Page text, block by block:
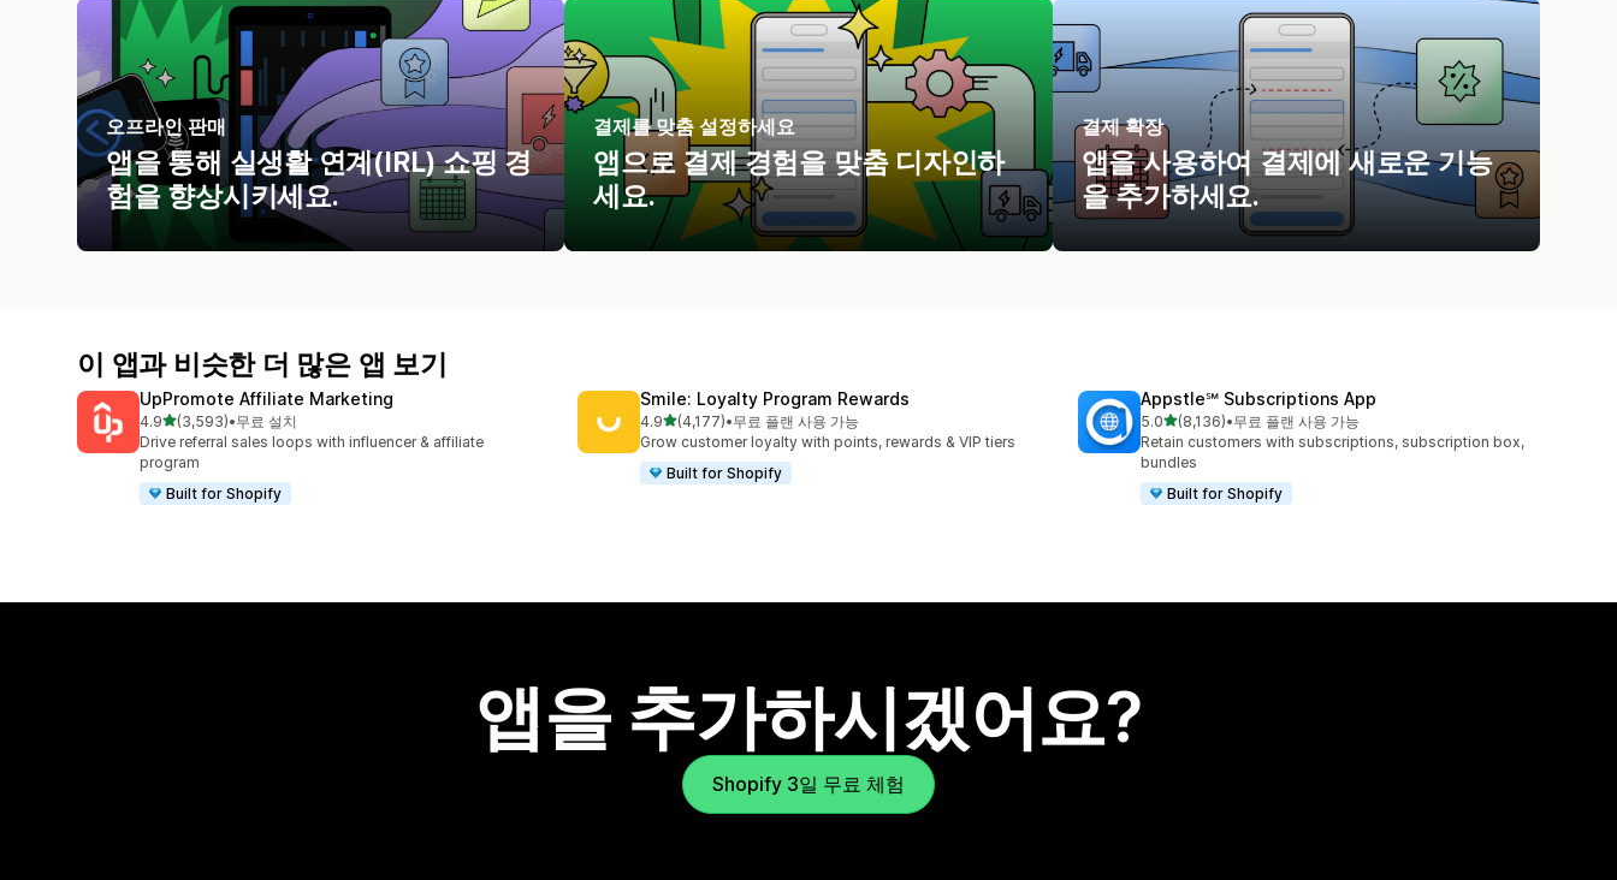
오프라인 판매
앱을 통해 실생활 연계(IRL) 쇼핑 경
험을 향상시키세요.
결제를 맞춤 설정하세요
앱으로 결제 경험을 맞춤 디자인하
세요.
결제 확장
앱을 사용하여 결제에 새로운 기능
을 추가하세요.
이 앱과 비슷한 더 많은 앱 보기
UpPromote Affiliate Marketing
4.9별 5개 중
(3,593)
총 리뷰 3593개
•무료 설치
Drive referral sales loops with influencer & affiliate
program
Built for Shopify
Smile: Loyalty Program Rewards
4.9별 5개 중
(4,177)
총 리뷰 4177개
•무료 플랜 사용 가능
Grow customer loyalty with points, rewards & VIP tiers
Built for Shopify
Appstle℠ Subscriptions App
5.0별 5개 중
(8,136)
총 리뷰 8136개
•무료 플랜 사용 가능
Retain customers with subscriptions, subscription box,
bundles
Built for Shopify
앱을 추가하시겠어요?
Shopify 3일 무료 체험